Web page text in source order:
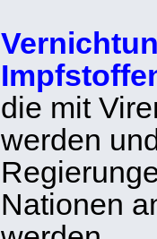
die mit
werden
Nationen